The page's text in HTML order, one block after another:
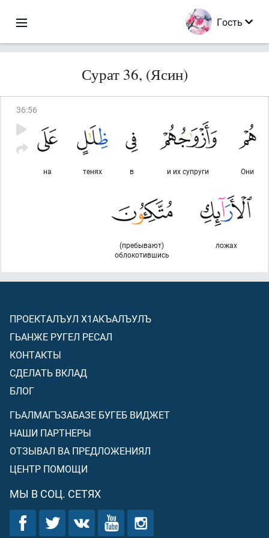
Гость
Сурат 36, (Ясин)
36:56
Они
и их супруги
в
тенях
на
ложах
(пребывают)
облокотившись
ПРОЕКТАЛЪУЛ Х1АКЪАЛЪУЛЪ
ГЬАНЖЕ РУГЕЛ РЕСАЛ
КОНТАКТЫ
СДЕЛАТЬ ВКЛАД
БЛОГ
ГЬАЛМАГЪЗАБАЗЕ БУГЕБ ВИДЖЕТ
НАШИ ПАРТНЕРЫ
ОТЗЫВАЛ ВА ПРЕДЛОЖЕНИЯЛ
ЦЕНТР ПОМОЩИ
МЫ В СОЦ. СЕТЯХ